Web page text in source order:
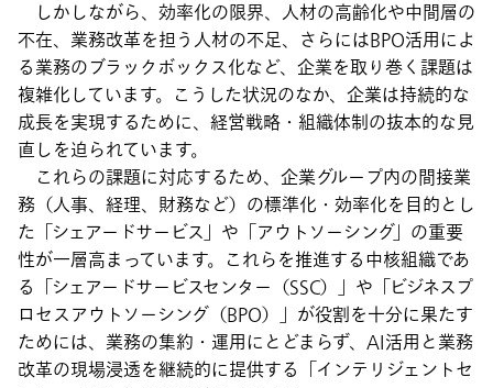
しかしながら、効率化の限界、人材の高齢化や中間層の
不在、業務改革を担う人材の不足、さらにはBPO活用によ
る業務のブラックボックス化など、企業を取り巻く課題は
複雑化しています。こうした状況のなか、企業は持続的な
成長を実現するために、経営戦略・組織体制の抜本的な見
直しを迫られています。
これらの課題に対応するため、企業グループ内の間接業
務（人事、経理、財務など）の標準化・効率化を目的とし
た「シェアードサービス」や「アウトソーシング」の重要
性が一層高まっています。これらを推進する中核組織であ
る「シェアードサービスセンター（SSC）」や「ビジネスプ
ロセスアウトソーシング（BPO）」が役割を十分に果たす
ためには、業務の集約・運用にとどまらず、AI活用と業務
改革の現場浸透を継続的に提供する「インテリジェントセ